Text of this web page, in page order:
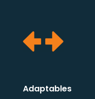
Adaptables